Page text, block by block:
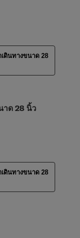
เดินทางขนาด 28
าด 28 นิ้ว
เดินทางขนาด 28